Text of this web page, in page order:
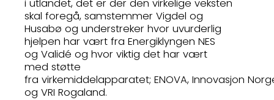
i utlandet, det er der den virkelige veksten
skal foregå, samstemmer Vigdel og
Husabø og understreker hvor uvurderlig
hjelpen har vært fra Energiklyngen NES
og Validé og hvor viktig det har vært
med støtte
fra virkemiddelapparatet; ENOVA, Innovasjon
og VRI Rogaland.